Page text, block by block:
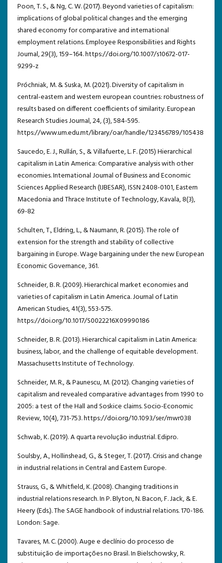
Poon, T. S., & Ng, C. W. (2017). Beyond varieties of capitalism:
implications of global political changes and the emerging
shared economy for comparative and international
employment relations. Employee Responsibilities and Rights
Journal, 29(3), 159–164. https://doi.org/10.1007/s10672-017-
9299-z
Próchniak, M. & Suska, M. (2021). Diversity of capitalism in
central-eastern and western european countries: robustness of
results based on different coefficients of similarity. European
Research Studies Journal, 24, (3), 584-595.
https://www.um.edu.mt/library/oar/handle/123456789/105438
Saucedo, E. J., Rullán, S., & Villafuerte, L. F. (2015) Hierarchical
capitalism in Latin America: Comparative analysis with other
economies. International Journal of Business and Economic
Sciences Applied Research (IJBESAR), ISSN 2408-0101, Eastern
Macedonia and Thrace Institute of Technology, Kavala, 8(3),
69-82
Schulten, T., Eldring, L., & Naumann, R. (2015). The role of
extension for the strength and stability of collective
bargaining in Europe. Wage bargaining under the new European
Economic Governance, 361.
Schneider, B. R. (2009). Hierarchical market economies and
varieties of capitalism in Latin America. Journal of Latin
American Studies, 41(3), 553-575.
https://doi.org/10.1017/S0022216X09990186
Schneider, B. R. (2013). Hierarchical capitalism in Latin America:
business, labor, and the challenge of equitable development.
Massachusetts Institute of Technology.
Schneider, M. R., & Paunescu, M. (2012). Changing varieties of
capitalism and revealed comparative advantages from 1990 to
2005: a test of the Hall and Soskice claims. Socio-Economic
Review, 10(4), 731-753. https://doi.org/10.1093/ser/mwr038
Schwab, K. (2019). A quarta revolução industrial. Edipro.
Soulsby, A., Hollinshead, G., & Steger, T. (2017). Crisis and change
in industrial relations in Central and Eastern Europe.
Strauss, G., & Whitfield, K. (2008). Changing traditions in
industrial relations research. In P. Blyton, N. Bacon, F. Jack, & E.
Heery (Eds.). The SAGE handbook of industrial relations. 170-186.
London: Sage.
Tavares, M. C. (2000). Auge e declínio do processo de
substituição de importações no Brasil. In Bielschowsky, R.